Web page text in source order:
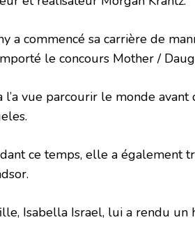
a commencé sa carrière de
le concours Mother /
l’a vue parcourir le monde avant
ce temps, elle a également
Isabella Israel, lui a rendu un